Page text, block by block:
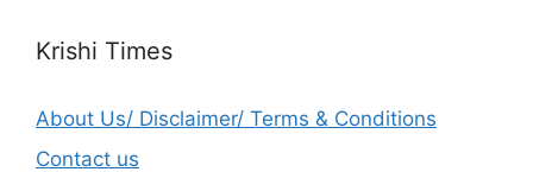
Krishi Times
About Us/ Disclaimer/ Terms & Conditions
Contact us